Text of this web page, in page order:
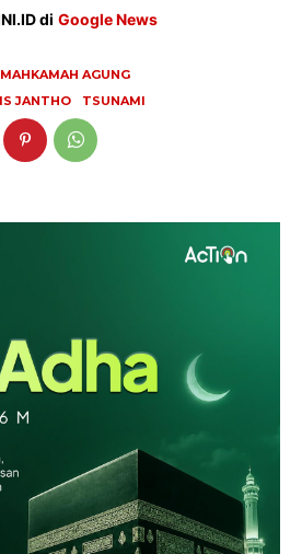
di Google News
MAHKAMAH AGUNG
JANTHO TSUNAMI